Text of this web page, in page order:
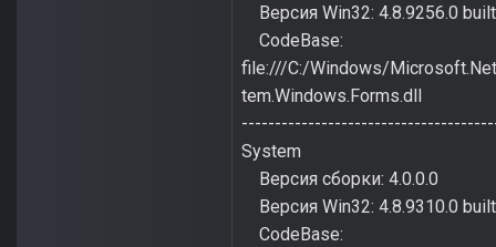
Версия Win32: 4.8.9256.0
CodeBase:
file:///C:/Windows/
tem.Windows.Forms.dll
System
Версия сборки: 4.0.0.0
Версия Win32: 4.8.9310.0
CodeBase: